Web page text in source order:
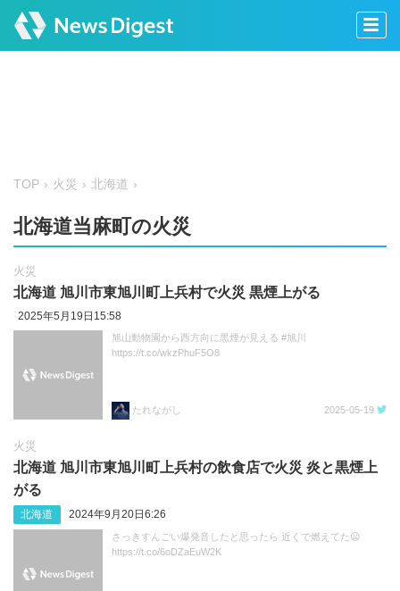
TOP 火災 北海道
北海道当麻町の火災
火災
北海道 旭川市東旭川町上兵村で火災 黒煙上がる
2025年5月19日15:58
旭山動物園から西方向に黒煙が見える #旭川
https://t.co/wkzPhuF5O8
たれながし 2025-05-19
火災
北海道 旭川市東旭川町上兵村の飲食店で火災 炎と黒煙上
がる
北海道 2024年9月20日6:26
さっきすんごい爆発音したと思ったら 近くで燃えてた😦
https://t.co/6oDZaEuW2K